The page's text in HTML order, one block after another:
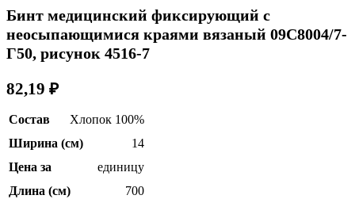
Бинт медицинский фиксирующий с
неосыпающимися краями вязаный 09С8004/7-
Г50, рисунок 4516-7
82,19 ₽
Состав
Хлопок 100%
Ширина (см)
14
Цена за
единицу
Длина (см)
700